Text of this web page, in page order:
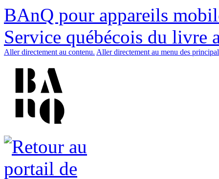
BAnQ pour appareils
Service québécois du livre
Aller directement au contenu. Aller directement au menu des